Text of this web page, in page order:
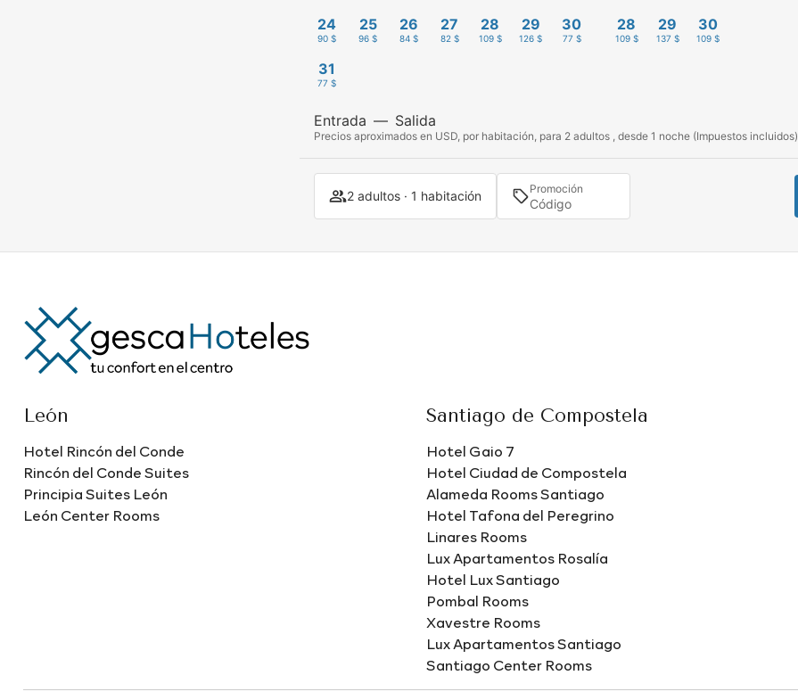
24
90 $
25
96 $
26
84 $
27
82 $
28
109 $
29
126 $
30
77 $
31
77 $
28
109 $
29
137 $
30
109 $
Entrada — Salida
Precios aproximados en USD, por habitación, para 2 adultos , desde 1 noche (Impuestos incluidos)
2 adultos · 1 habitación Promoción
León
Hotel Rincón del Conde
Rincón del Conde Suites
Principia Suites León
León Center Rooms
Santiago de Compostela
Hotel Gaio 7
Hotel Ciudad de Compostela
Alameda Rooms Santiago
Hotel Tafona del Peregrino
Linares Rooms
Lux Apartamentos Rosalía
Hotel Lux Santiago
Pombal Rooms
Xavestre Rooms
Lux Apartamentos Santiago
Santiago Center Rooms